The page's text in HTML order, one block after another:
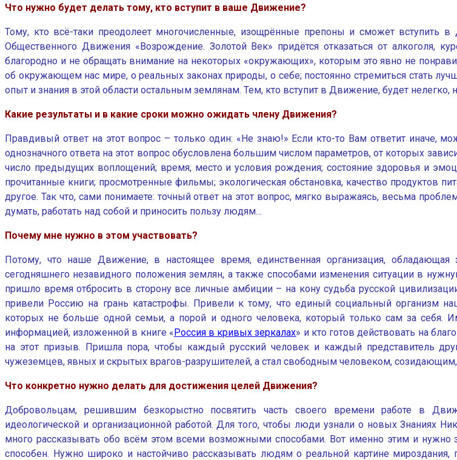
Что нужно будет делать тому, кто вступит в ваше Движение?
Тому, кто всё-таки преодолеет многочисленные, изощрённые препоны и сможет
Общественного Движения «Возрождение. Золотой Век» придётся отказаться от алкоголя,
благородно и не обращать внимание на некоторых «окружающих», которым это явно не
об окружающем нас мире, о реальных законах природы, о себе; постоянно стремиться стать
опыт и знания в этой области остальным землянам. Тем, кто вступит в Движение, будет нелегко,
Какие результаты и в какие сроки можно ожидать члену Движения?
Правдивый ответ на этот вопрос – только один: «Не знаю!» Если кто-то Вам ответит иначе,
однозначного ответа на этот вопрос обусловлена большим числом параметров, от которых
число предыдущих воплощений; время, место и условия рождения; состояние здоровья и
прочитанные книги; просмотренные фильмы; экологическая обстановка, качество продуктов
другое. Так что, сами понимаете: точный ответ на этот вопрос, мягко выражаясь, весьма
думать, работать над собой и приносить пользу людям…
Почему мне нужно в этом участвовать?
Потому, что наше Движение, в настоящее время, единственная организация,
сегодняшнего незавидного положения землян, а также способами изменения ситуации в
пришло время отбросить в сторону все личные амбиции – на кону судьба русской
привели Россию на грань катастрофы. Привели к тому, что единый социальный организм
которых не больше одной семьи, а порой и одного человека, который только сам за себя.
информацией, изложенной в книге «Россия в кривых зеркалах» и кто готов действовать на
на этот призыв. Пришла пора, чтобы каждый русский человек и каждый представитель
чужеземцев, явных и скрытых врагов-разрушителей, а стал свободным человеком,
Что конкретно нужно делать для достижения целей Движения?
Добровольцам, решившим безкорыстно посвятить часть своего времени работе в
идеологической и организационной работой. Для того, чтобы люди узнали о новых Знаниях
много рассказывать обо всём этом всеми возможными способами. Вот именно этим и нужно
способен. Нужно широко и настойчиво рассказывать людям о реальной картине